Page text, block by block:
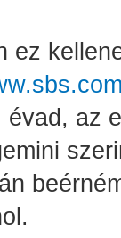
ez
évad, az